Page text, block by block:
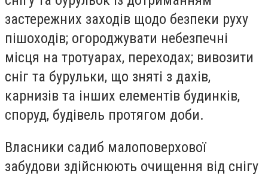
застережних заходів щодо безпеки руху
пішоходів; огороджувати небезпечні
місця на тротуарах, переходах; вивозити
сніг та бурульки, що зняті з дахів,
карнизів та інших елементів будинків,
споруд, будівель протягом доби.
Власники садиб малоповерхової
забудови здійснюють очищення від снігу